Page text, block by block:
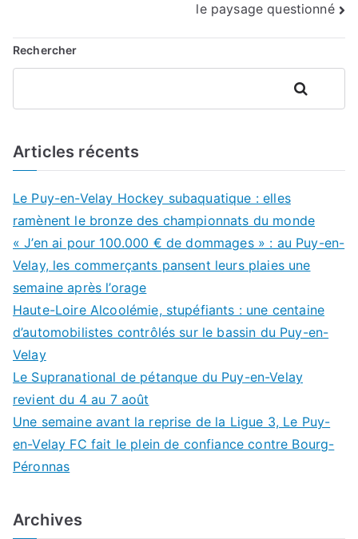
le paysage questionné
Rechercher
Rechercher
Articles récents
Le Puy-en-Velay Hockey subaquatique : elles
ramènent le bronze des championnats du monde
« J’en ai pour 100.000 € de dommages » : au Puy-en-
Velay, les commerçants pansent leurs plaies une
semaine après l’orage
Haute-Loire Alcoolémie, stupéfiants : une centaine
d’automobilistes contrôlés sur le bassin du Puy-en-
Velay
Le Supranational de pétanque du Puy-en-Velay
revient du 4 au 7 août
Une semaine avant la reprise de la Ligue 3, Le Puy-
en-Velay FC fait le plein de confiance contre Bourg-
Péronnas
Archives